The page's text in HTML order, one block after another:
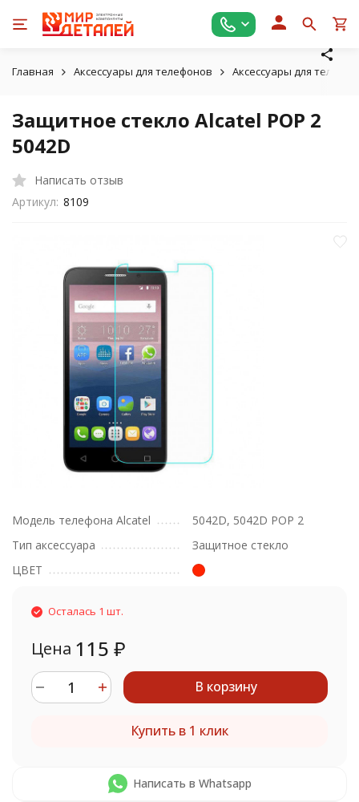
Главная Аксессуары для телефонов Аксессуары для
Защитное стекло Alcatel POP 2
5042D
Написать отзыв
Артикул: 8109
Модель телефона Alcatel
5042D, 5042D POP 2
Тип аксессуара
Защитное стекло
ЦВЕТ
Осталась 1 шт.
Цена 115 ₽
В корзину
Купить в 1 клик
Написать в Whatsapp